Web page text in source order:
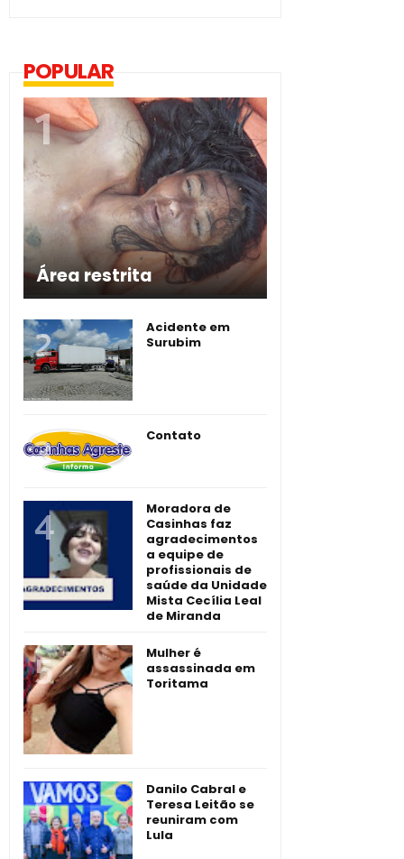
POPULAR
Área restrita
Acidente em
Surubim
Contato
Moradora de
Casinhas faz
agradecimentos
a equipe de
profissionais de
saúde da Unidade
Mista Cecília Leal
de Miranda
Mulher é
assassinada em
Toritama
Danilo Cabral e
Teresa Leitão se
reuniram com
Lula